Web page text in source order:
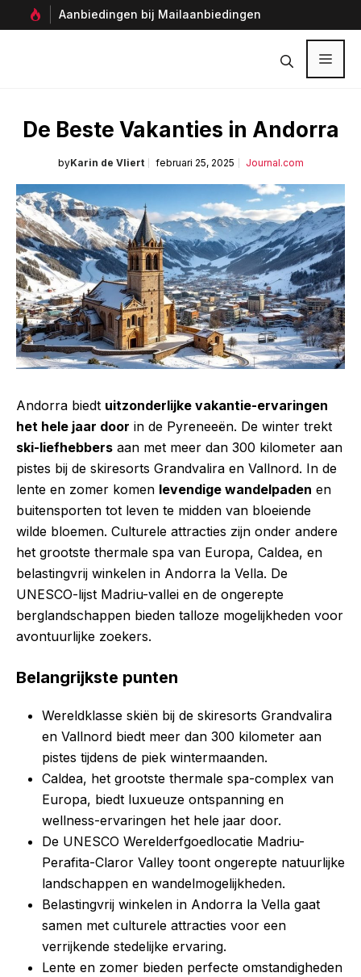
naar
Aanbiedingen bij Mailaanbiedingen
De Beste Vakanties in Andorra
byKarin de Vliert februari 25, 2025 Journal.com
Andorra biedt uitzonderlijke vakantie-ervaringen
het hele jaar door in de Pyreneeën. De winter trekt
ski-liefhebbers aan met meer dan 300 kilometer aan
pistes bij de skiresorts Grandvalira en Vallnord. In de
lente en zomer komen levendige wandelpaden en
buitensporten tot leven te midden van bloeiende
wilde bloemen. Culturele attracties zijn onder andere
het grootste thermale spa van Europa, Caldea, en
belastingvrij winkelen in Andorra la Vella. De
UNESCO-lijst Madriu-vallei en de ongerepte
berglandschappen bieden talloze mogelijkheden voor
avontuurlijke zoekers.
Belangrijkste punten
Wereldklasse skiën bij de skiresorts Grandvalira
en Vallnord biedt meer dan 300 kilometer aan
pistes tijdens de piek wintermaanden.
Caldea, het grootste thermale spa-complex van
Europa, biedt luxueuze ontspanning en
wellness-ervaringen het hele jaar door.
De UNESCO Werelderfgoedlocatie Madriu-
Perafita-Claror Valley toont ongerepte natuurlijke
landschappen en wandelmogelijkheden.
Belastingvrij winkelen in Andorra la Vella gaat
samen met culturele attracties voor een
verrijkende stedelijke ervaring.
Lente en zomer bieden perfecte omstandigheden